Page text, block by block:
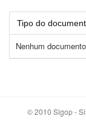
Tipo do
Nenhum
© 2010 Sigop -